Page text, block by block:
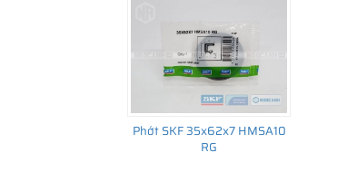
Phớt SKF 35x62x7 HMSA10
RG